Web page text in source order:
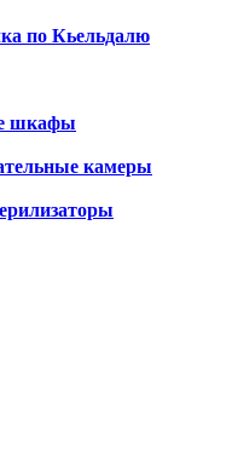
по Кьельдалю
шкафы
камеры